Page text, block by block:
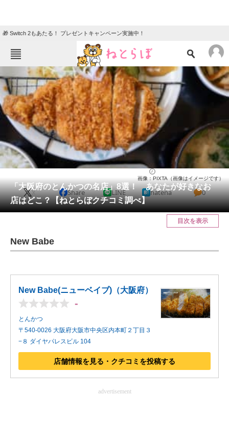
🎁 Switch 2もあたる！ プレゼントキャンペーン実施中！
ねとらぼメニュー
TOP ニュース
エンタメ クイズ
グルメ 地域
住まい 教育・育児
動物 リサーチ
会員記事
メディア
ITの今と未来を見通す
進化するPCとデバイスの未来
好きが集まる 比べて選べる
ビジネスと働き方のヒント
AI活用のいまが分かる
「大阪府のとんかつの名店」8選！ あなたが好きなお
店はどこ？【ねとらぼクチコミ調べ】
画像：PIXTA（画像はイメージです）
X Share LINE hatena 0
目次を表示
New Babe
New Babe(ニューベイブ)（大阪府）
-
とんかつ
〒540-0026 大阪府大阪市中央区内本町２丁目３
−８ ダイヤパレスビル 104
店舗情報を見る・クチコミを投稿する
advertisement